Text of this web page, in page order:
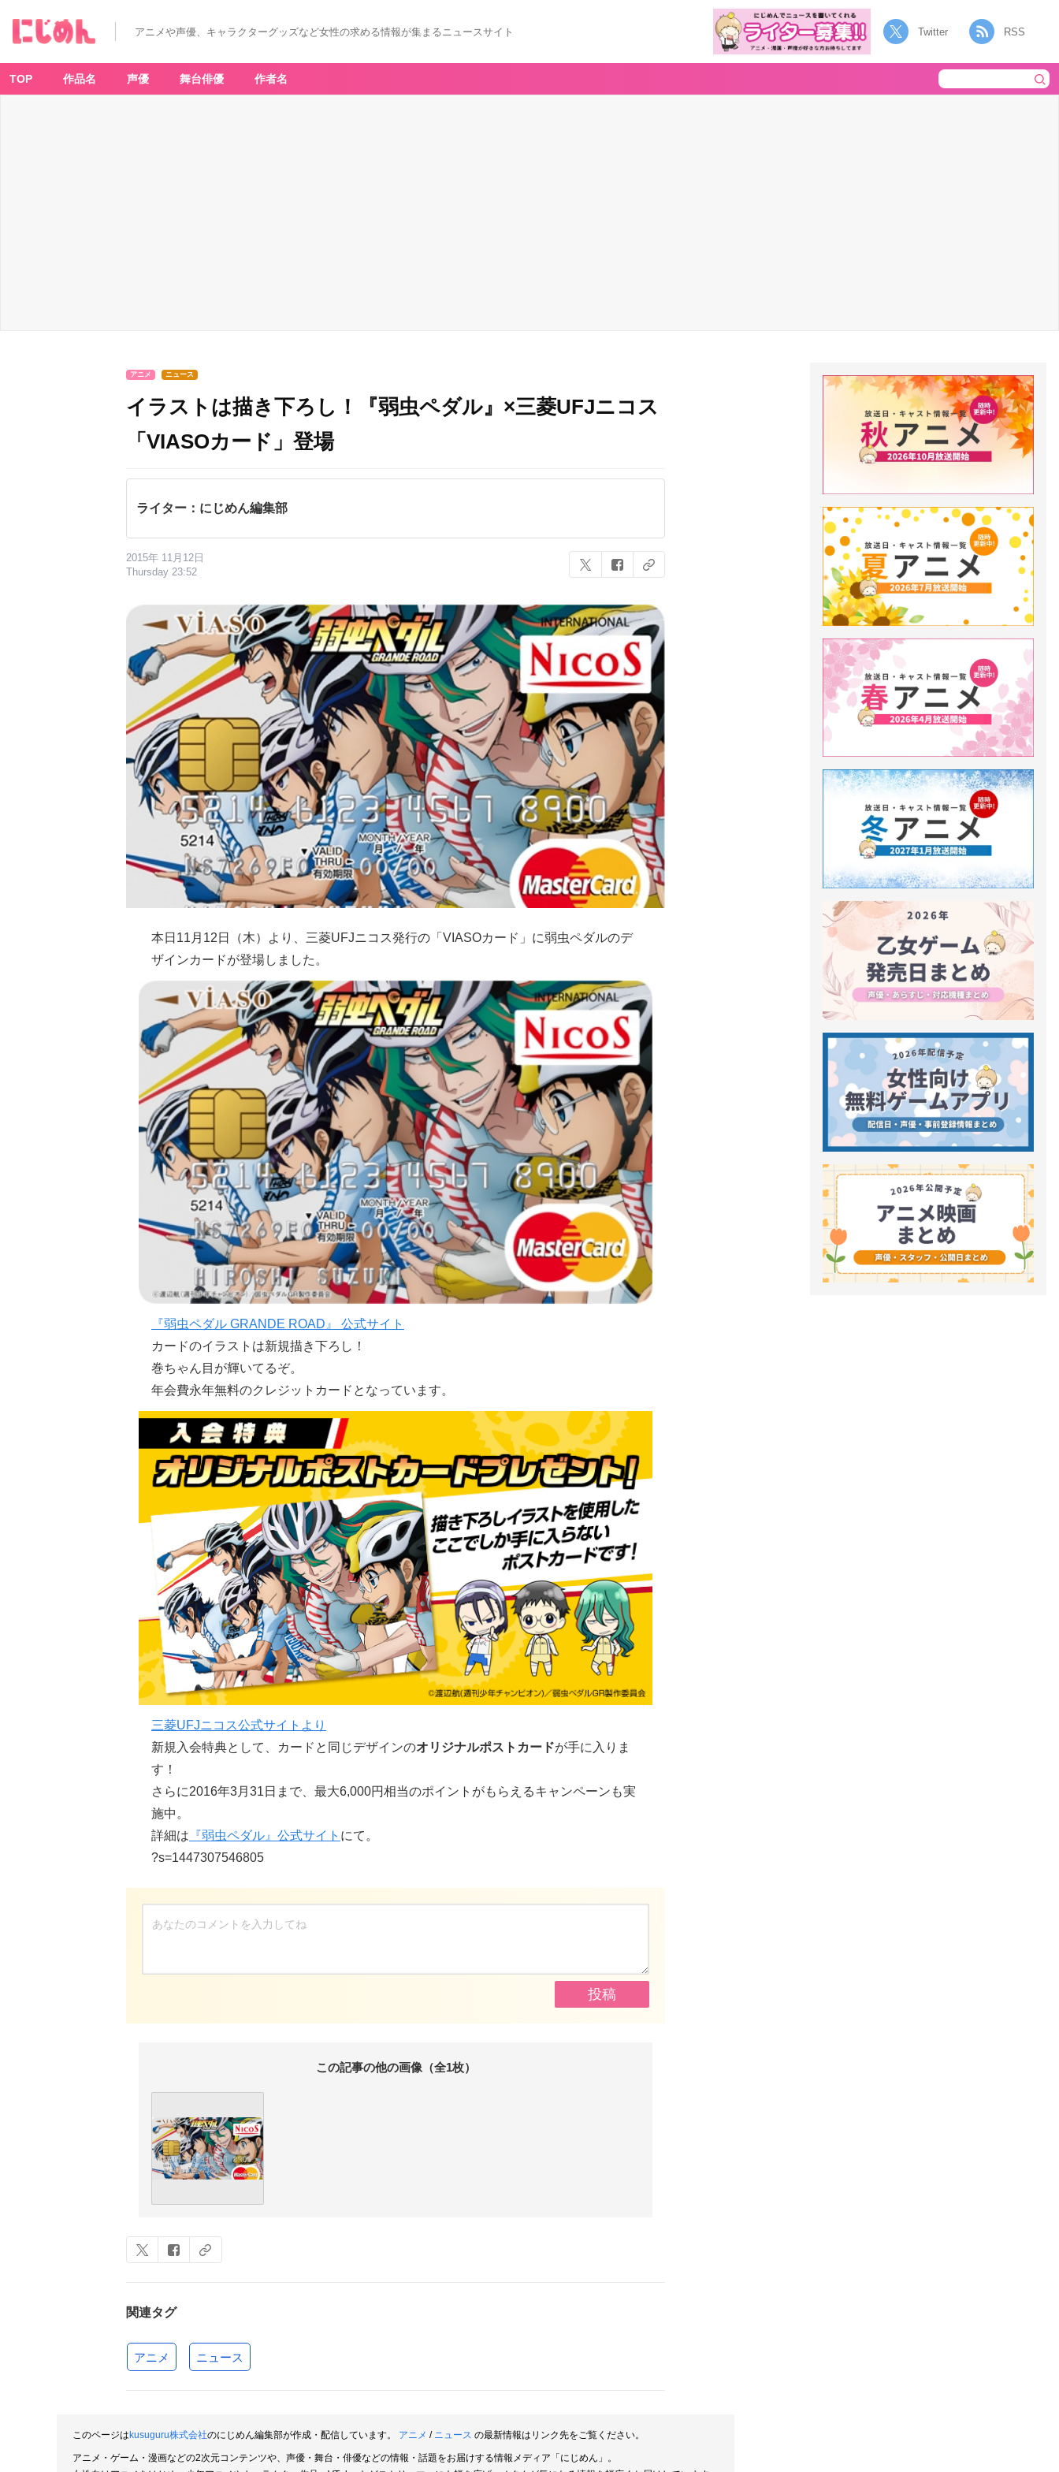
アニメや声優、キャラクターグッズなど女性の求める情報が集まるニュースサイト Twitter RSS
TOP 作品名 声優 舞台俳優 作者名
アニメ ニュース
イラストは描き下ろし！『弱虫ペダル』×三菱UFJニコス
「VIASOカード」登場
ライター：にじめん編集部
2015年 11月12日
Thursday 23:52
本日11月12日（木）より、三菱UFJニコス発行の「VIASOカード」に弱虫ペダルのデ
ザインカードが登場しました。
『弱虫ペダル GRANDE ROAD』 公式サイト
カードのイラストは新規描き下ろし！
巻ちゃん目が輝いてるぞ。
年会費永年無料のクレジットカードとなっています。
三菱UFJニコス公式サイトより
新規入会特典として、カードと同じデザインのオリジナルポストカードが手に入りま
す！
さらに2016年3月31日まで、最大6,000円相当のポイントがもらえるキャンペーンも実
施中。
詳細は 『弱虫ペダル』公式サイト にて。
?s=1447307546805
この記事の他の画像（全1枚）
関連タグ
アニメ ニュース
このページは kusuguru株式会社のにじめん編集部が作成・配信しています。 アニメ / ニュース の最新情報はリンク先をご覧ください。
アニメ・ゲーム・漫画などの2次元コンテンツや、声優・舞台・俳優などの情報・話題をお届けする情報メディア「にじめん」。